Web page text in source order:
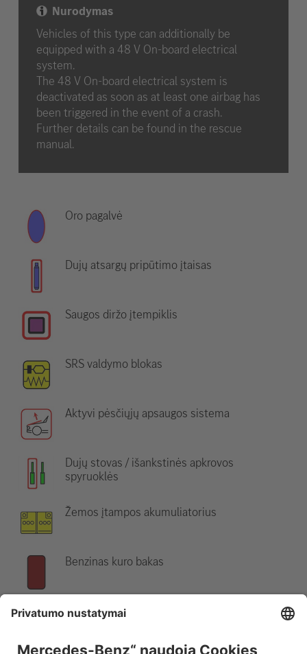
Nurodymas
Vehicles of this type can additionally be
equipped with a 48 V On-board electrical
system.
The 48 V On-board electrical system is
deactivated as soon as at least one airbag has
been triggered in the event of a crash.
Further details can be found in the rescue
manual.
Oro pagalvė
Dujų atsargų pripūtimo įtaisas
Saugos diržo įtempiklis
SRS valdymo blokas
Aktyvi pėsčiųjų apsaugos sistema
Dujų stovas / išankstinės apkrovos
spyruoklės
Žemos įtampos akumuliatorius
Benzinas kuro bakas